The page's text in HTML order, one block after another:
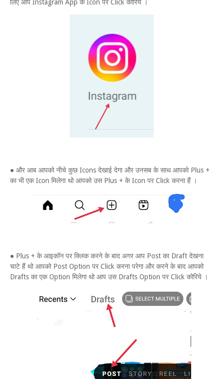
लिए आप Instagram App के Icon पर Click कोरिये ।
● और आब आपको नीचे कुछ Icons देखाई देगा और उनसब के साथ आपको Plus +
का भी एक Icon मिलेगा थो आपको उस Plus + के Icon पर Click करना हैं ।
● Plus + के आइकॉन पर क्लिक करने के बाद अगर आप Post का Draft देखना
चाटे हैं थो आपको Post Option पर Click करना परेगा और करने के बाद आपको
Drafts का एक Option मिलेगा थो आप उस Drafts Option पर Click कोरिये ।